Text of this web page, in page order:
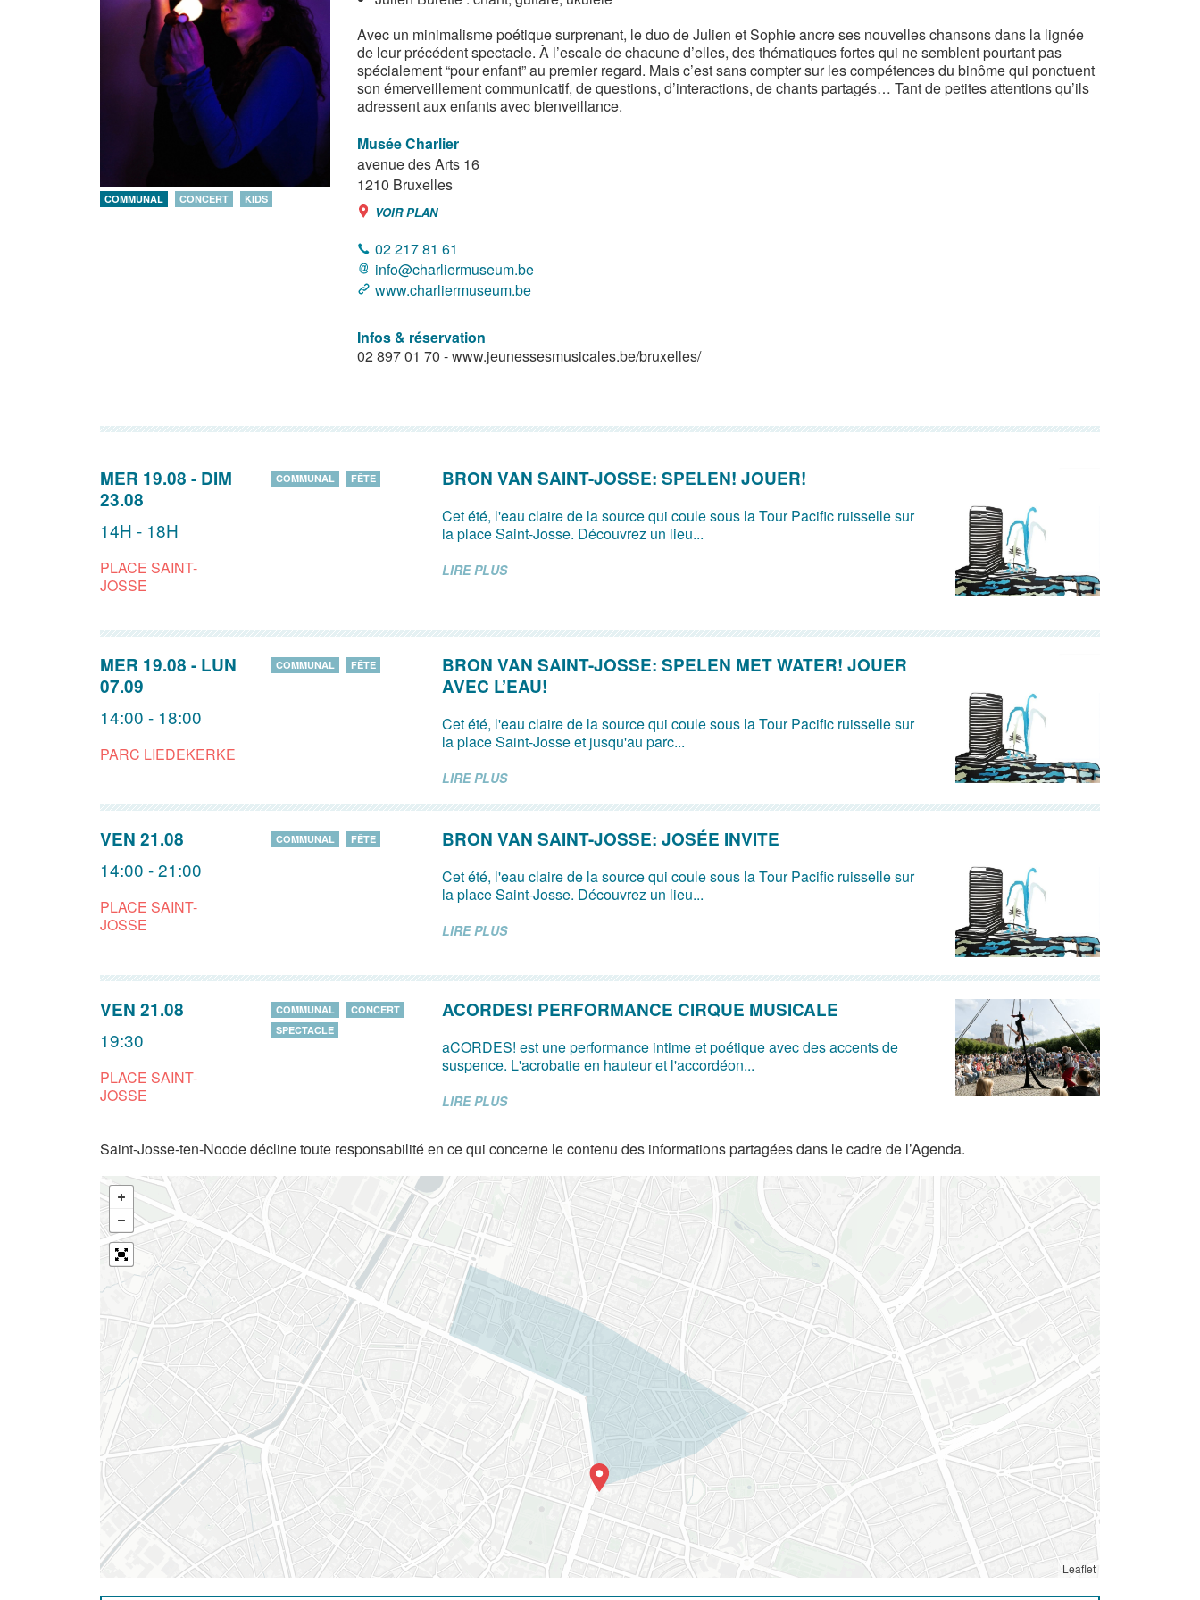
COMMUNAL CONCERT KIDS
Avec un minimalisme poétique surprenant, le duo de Julien et Sophie ancre ses nouvelles chansons dans la lignée
de leur précédent spectacle. À l’escale de chacune d’elles, des thématiques fortes qui ne semblent pourtant pas
spécialement “pour enfant” au premier regard. Mais c’est sans compter sur les compétences du binôme qui ponctuent
son émerveillement communicatif, de questions, d’interactions, de chants partagés… Tant de petites attentions qu’ils
adressent aux enfants avec bienveillance.
Musée Charlier
avenue des Arts 16
1210 Bruxelles
VOIR PLAN
02 217 81 61
info@charliermuseum.be
www.charliermuseum.be
Infos & réservation
02 897 01 70 -www.jeunessesmusicales.be/bruxelles/
MER 19.08 - DIM
23.08
14H - 18H
PLACE SAINT-
JOSSE
COMMUNAL FÊTE BRON VAN SAINT-JOSSE: SPELEN! JOUER!
Cet été, l'eau claire de la source qui coule sous la Tour Pacific ruisselle sur
la place Saint-Josse. Découvrez un lieu...
LIRE PLUS
MER 19.08 - LUN
07.09
14:00 - 18:00
PARC LIEDEKERKE
COMMUNAL FÊTE
BRON VAN SAINT-JOSSE: SPELEN MET WATER! JOUER
AVEC L’EAU!
Cet été, l'eau claire de la source qui coule sous la Tour Pacific ruisselle sur
la place Saint-Josse et jusqu'au parc...
LIRE PLUS
VEN 21.08
14:00 - 21:00
PLACE SAINT-
JOSSE
COMMUNAL FÊTE BRON VAN SAINT-JOSSE: JOSÉE INVITE
Cet été, l'eau claire de la source qui coule sous la Tour Pacific ruisselle sur
la place Saint-Josse. Découvrez un lieu...
LIRE PLUS
VEN 21.08
19:30
PLACE SAINT-
JOSSE
COMMUNAL
CONCERT
SPECTACLE
ACORDES! PERFORMANCE CIRQUE MUSICALE
aCORDES! est une performance intime et poétique avec des accents de
suspence. L'acrobatie en hauteur et l'accordéon...
LIRE PLUS
Saint-Josse-ten-Noode décline toute responsabilité en ce qui concerne le contenu des informations partagées dans le cadre de l’Agenda.
Leaflet